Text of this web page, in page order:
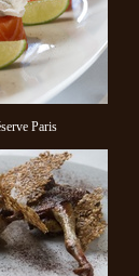
Paris